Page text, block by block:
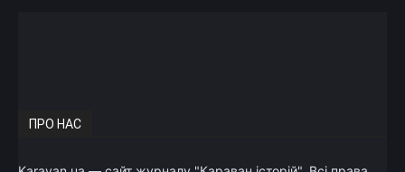
ПРО НАС